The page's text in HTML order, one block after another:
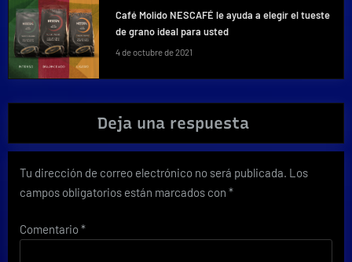
Café Molido NESCAFÉ le ayuda a elegir el tueste
de grano ideal para usted
4 de octubre de 2021
Deja una respuesta
Tu dirección de correo electrónico no será publicada. Los
campos obligatorios están marcados con *
Comentario*